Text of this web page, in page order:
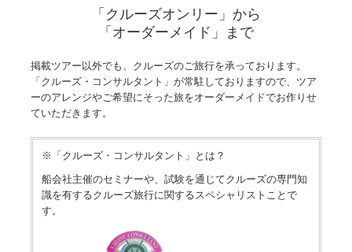
「クルーズオンリー」から
「オーダーメイド」まで
掲載ツアー以外でも、クルーズのご旅行を承っております。
「クルーズ・コンサルタント」が常駐しておりますので、ツア
ーのアレンジやご希望にそった旅をオーダーメイドでお作りせ
ていただきます。
※「クルーズ・コンサルタント」とは？
船会社主催のセミナーや、試験を通じてクルーズの専門知
識を有するクルーズ旅行に関するスペシャリストことで
す。